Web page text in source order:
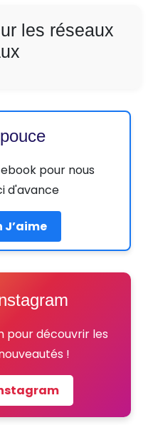
les réseaux
pour nous
d'avance
J’aime
pour découvrir les
!